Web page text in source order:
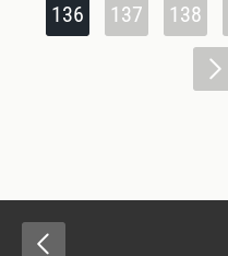
136 137 138